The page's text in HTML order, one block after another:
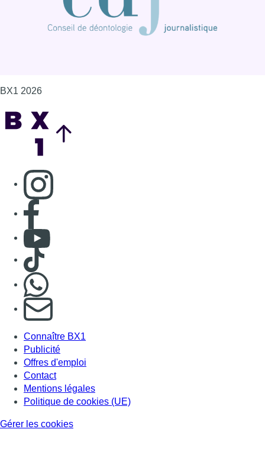
BX1 2026
Consulter page Instagram
Consulter page Facebook
Consulter Youtube
Consulter TikTok
S'abonner à notre newsletter
Connaître BX1
Publicité
Offres d'emploi
Contact
Mentions légales
Politique de cookies (UE)
Gérer les cookies